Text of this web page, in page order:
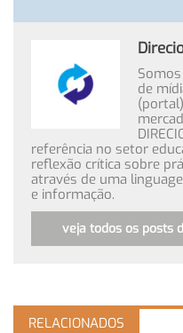
de
referência no setor
reflexão crítica sobre
através de uma
e informação.
veja todos os posts
RELACIONADOS